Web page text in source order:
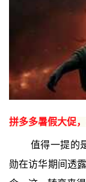
拼多多暑假大促
值得一提的
勋在访华期间透